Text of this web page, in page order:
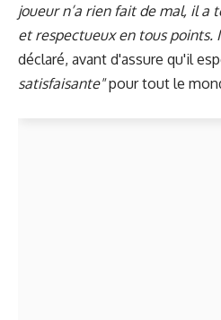
joueur n’a rien fait de mal, il a
et respectueux en tous points.
déclaré, avant d'assure qu'il
satisfaisante"pour tout le